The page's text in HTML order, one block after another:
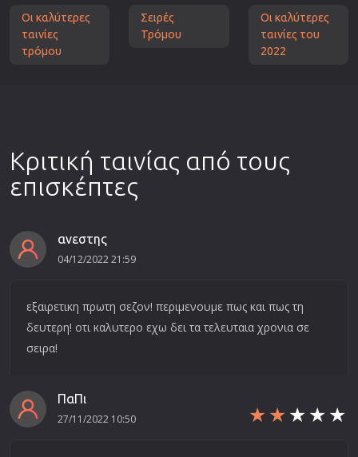
Οι καλύτερες
ταινίες
τρόμου
Σειρές
Τρόμου
Οι καλύτερες
ταινίες του
2022
Κριτική ταινίας από τους
επισκέπτες
ανεστης
04/12/2022 21:59
εξαιρετικη πρωτη σεζον! περιμενουμε πως και πως τη
δευτερη! οτι καλυτερο εχω δει τα τελευταια χρονια σε
σειρα!
ΠαΠι
27/11/2022 10:50